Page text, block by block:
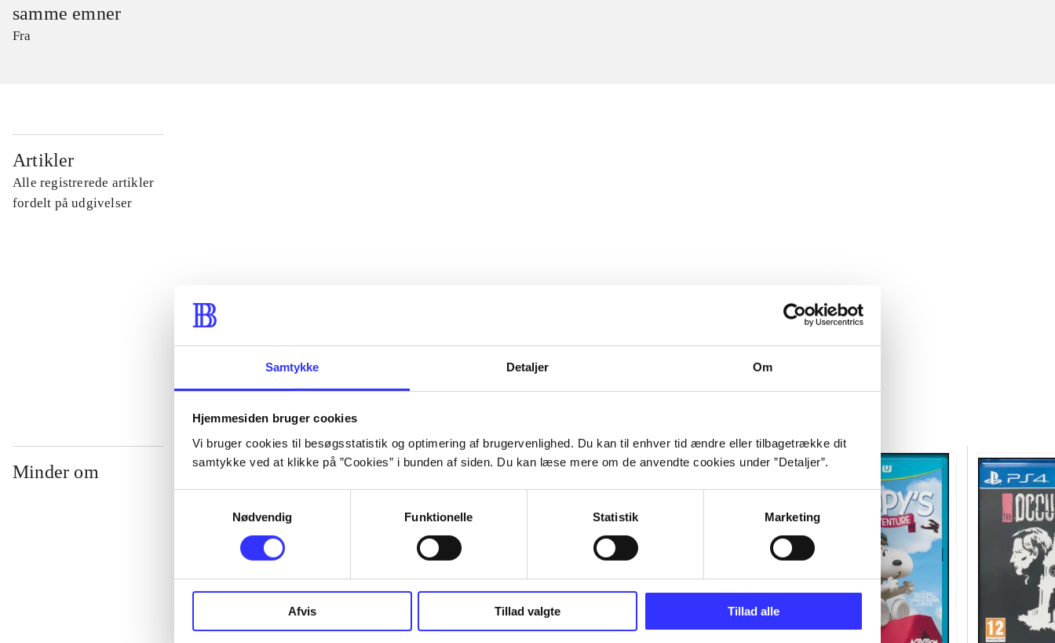
Samtykke Detaljer Om
Hjemmesiden bruger cookies
Vi bruger cookies til besøgsstatistik og optimering af brugervenlighed. Du kan til enhver tid ændre eller tilbagetrække dit
samtykke ved at klikke på ”Cookies” i bunden af siden. Du kan læse mere om de anvendte cookies under ”Detaljer”.
Nødvendig
Funktionelle Statistik Marketing
Afvis Tillad valgte Tillad alle
samme emner
Fra
Artikler
Alle registrerede artikler
fordelt på udgivelser
Minder om